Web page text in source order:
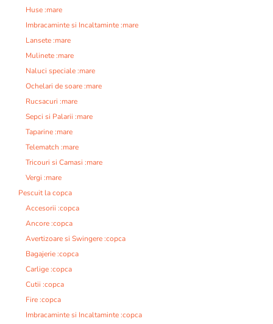
Huse :mare
Imbracaminte si Incaltaminte :mare
Lansete :mare
Mulinete :mare
Naluci speciale :mare
Ochelari de soare :mare
Rucsacuri :mare
Sepci si Palarii :mare
Taparine :mare
Telematch :mare
Tricouri si Camasi :mare
Vergi :mare
Pescuit la copca
Accesorii :copca
Ancore :copca
Avertizoare si Swingere :copca
Bagajerie :copca
Carlige :copca
Cutii :copca
Fire :copca
Imbracaminte si Incaltaminte :copca